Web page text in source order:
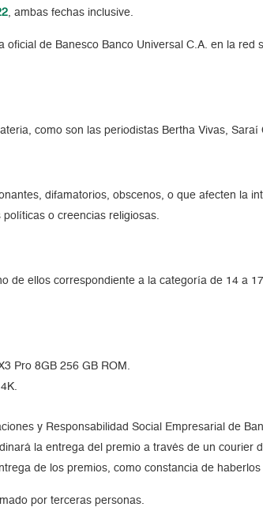
, ambas fechas inclusive.
de Banesco Banco Universal C.A. en la red
como son las periodistas Bertha Vivas, Saraí
difamatorios, obscenos, o que afecten la
o creencias religiosas.
de ellos correspondiente a la categoría de 14 a
Pro 8GB 256 GB ROM.
y Responsabilidad Social Empresarial de
la entrega del premio a través de un courier
de los premios, como constancia de haberlos
por terceras personas.